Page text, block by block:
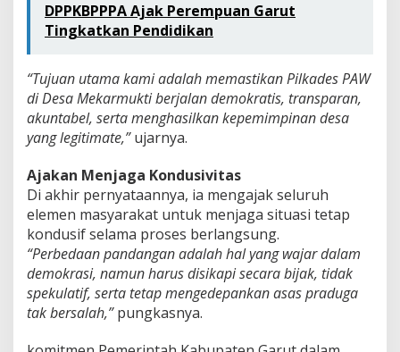
DPPKBPPPA Ajak Perempuan Garut
Tingkatkan Pendidikan
“Tujuan utama kami adalah memastikan Pilkades PAW
di Desa Mekarmukti berjalan demokratis, transparan,
akuntabel, serta menghasilkan kepemimpinan desa
yang legitimate,”ujarnya.
Ajakan Menjaga Kondusivitas
Di akhir pernyataannya, ia mengajak seluruh
elemen masyarakat untuk menjaga situasi tetap
kondusif selama proses berlangsung.
“Perbedaan pandangan adalah hal yang wajar dalam
demokrasi, namun harus disikapi secara bijak, tidak
spekulatif, serta tetap mengedepankan asas praduga
tak bersalah,”pungkasnya.